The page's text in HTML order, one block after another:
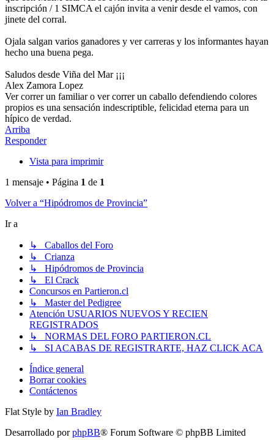
inscripción / 1 SIMCA el cajón invita a venir desde el vamos, con
jinete del corral.
Ojala salgan varios ganadores y ver carreras y los informantes hayan
hecho una buena pega.
Saludos desde Viña del Mar ¡¡¡
Alex Zamora Lopez
Ver correr un familiar o ver correr un caballo defendiendo colores
propios es una sensación indescriptible, felicidad eterna para un
hípico de verdad.
Arriba
Responder
Vista para imprimir
1 mensaje • Página 1 de 1
Volver a “Hipódromos de Provincia”
Ir a
↳ Caballos del Foro
↳ Crianza
↳ Hipódromos de Provincia
↳ El Crack
Concursos en Partieron.cl
↳ Master del Pedigree
Atención USUARIOS NUEVOS Y RECIEN
REGISTRADOS
↳ NORMAS DEL FORO PARTIERON.CL
↳ SI ACABAS DE REGISTRARTE, HAZ CLICK ACA
Índice general
Borrar cookies
Contáctenos
Flat Style by Ian Bradley
Desarrollado porphpBB® Forum Software © phpBB Limited